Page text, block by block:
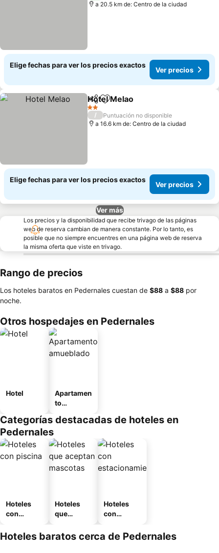
a 20.5 km de: Centro de la ciudad
Elige fechas para ver los precios exactos
Ver precios
CompartirAgregar a favoritos
Hotel Melao
2 Estrellas
/
Puntuación no disponible
a 16.6 km de: Centro de la ciudad
Elige fechas para ver los precios exactos
Ver precios
Ver más
Los precios y la disponibilidad que recibe trivago de las páginas
web de reserva cambian de manera constante. Por lo tanto, es
posible que no siempre encuentres en una página web de reserva
la misma oferta que viste en trivago.
Rango de precios
Los hoteles baratos en Pedernales cuestan de ‎$88 a ‎$88 por
noche.
Otros hospedajes en Pedernales
Hotel
Apartamen
to
o
Categorías destacadas de hoteles en
Pedernales
Hoteles
con
Hoteles
que
mascotas
Hoteles
con
miento
Hoteles baratos cerca de Pedernales